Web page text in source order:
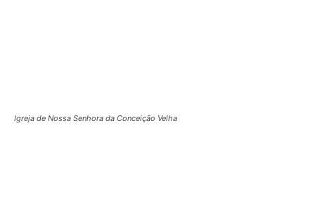
Igreja de Nossa Senhora da Conceição Velha